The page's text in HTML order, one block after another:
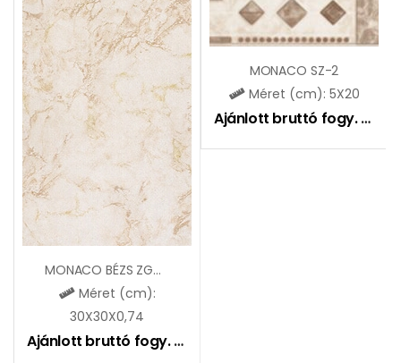
MONACO BÉZS ZGD32122
Méret (cm):
30X30X0,74
Ajánlott bruttó fogy. ár:
MONACO SZ-2
Méret (cm): 5X20
Ajánlott bruttó fogy. ár: